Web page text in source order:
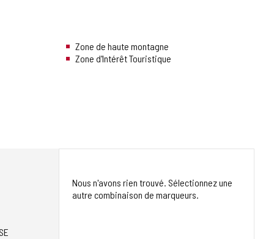
Zone de haute montagne
Zone d'Intérêt Touristique
Nous n'avons rien trouvé. Sélectionnez une
autre combinaison de marqueurs.